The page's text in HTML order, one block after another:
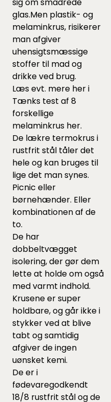
glas.Men plastik- og
melaminkrus, risikerer
man afgiver
uhensigtsmæssige
stoffer til mad og
drikke ved brug.
Læs evt. mere her i
Tænks test af 8
forskellige
melaminkrus her.
De lækre termokrus i
rustfrit stål tåler det
hele og kan bruges til
lige det man synes.
Picnic eller
børnehænder. Eller
kombinationen af de
to.
De har
dobbeltvægget
isolering, der gør dem
lette at holde om også
med varmt indhold.
Krusene er super
holdbare, og går ikke i
stykker ved at blive
tabt og samtidig
afgiver de ingen
uønsket kemi.
De er i
fødevaregodkendt
18/8 rustfrit stål og de